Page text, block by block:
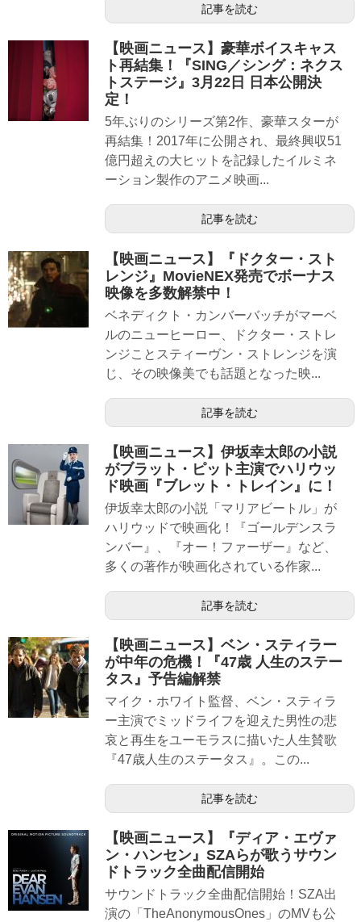
記事を読む
【映画ニュース】豪華ボイスキャス
ト再結集！『SING／シング：ネクス
トステージ』3月22日 日本公開決
定！
5年ぶりのシリーズ第2作、豪華スターが
再結集！2017年に公開され、最終興収51
億円超えの大ヒットを記録したイルミネ
ーション製作のアニメ映画...
記事を読む
【映画ニュース】『ドクター・スト
レンジ』MovieNEX発売でボーナス
映像を多数解禁中！
ベネディクト・カンバーバッチがマーベ
ルのニューヒーロー、ドクター・ストレ
ンジことスティーヴン・ストレンジを演
じ、その映像美でも話題となった映...
記事を読む
【映画ニュース】伊坂幸太郎の小説
がブラット・ピット主演でハリウッ
ド映画『ブレット・トレイン』に！
伊坂幸太郎の小説「マリアビートル」が
ハリウッドで映画化！『ゴールデンスラ
ンバー』、『オー！ファーザー』など、
多くの著作が映画化されている作家...
記事を読む
【映画ニュース】ベン・スティラー
が中年の危機！『47歳 人生のステー
タス』予告編解禁
マイク・ホワイト監督、ベン・スティラ
ー主演でミッドライフを迎えた男性の悲
哀と再⽣をユーモラスに描いた⼈⽣賛歌
『47歳人生のステータス』。この...
記事を読む
【映画ニュース】『ディア・エヴァ
ン・ハンセン』SZAらが歌うサウン
ドトラック全曲配信開始
サウンドトラック全曲配信開始！SZA出
演の「TheAnonymousOnes」のMVも公